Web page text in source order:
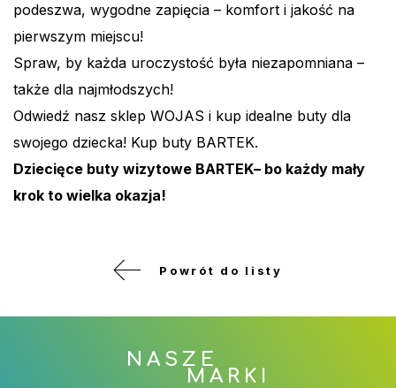
podeszwa, wygodne zapięcia – komfort i jakość na
pierwszym miejscu!
Spraw, by każda uroczystość była niezapomniana –
także dla najmłodszych!
Odwiedź nasz sklep WOJAS i kup idealne buty dla
swojego dziecka! Kup buty BARTEK.
Dziecięce buty wizytowe BARTEK– bo każdy mały
krok to wielka okazja!
Powrót do listy
NASZE
MARKI